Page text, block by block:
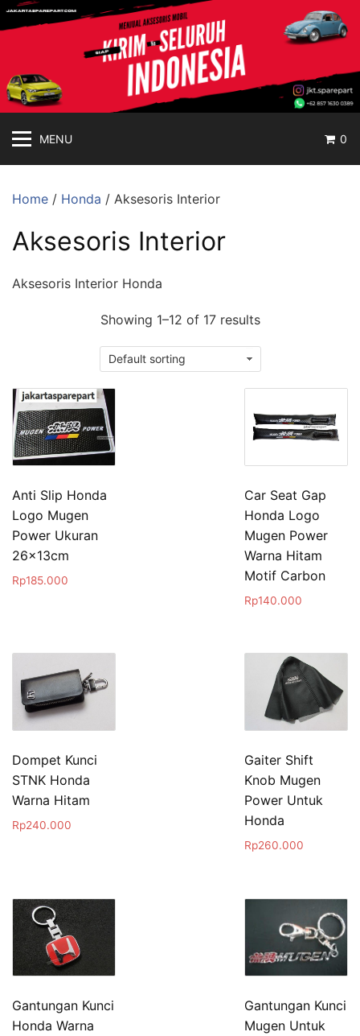
Langsung
ke
jakartasparepart
Online
MENU 0
Home / Honda / Aksesoris Interior
Aksesoris Interior
Aksesoris Interior Honda
Showing 1–12 of 17 results
Anti Slip Honda
Logo Mugen
Power Ukuran
26x13cm
Rp185.000
Car Seat Gap
Honda Logo
Mugen Power
Warna Hitam
Motif Carbon
Rp140.000
Dompet Kunci
STNK Honda
Warna Hitam
Rp240.000
Gaiter Shift
Knob Mugen
Power Untuk
Honda
Rp260.000
Gantungan Kunci
Honda Warna
Gantungan Kunci
Mugen Untuk